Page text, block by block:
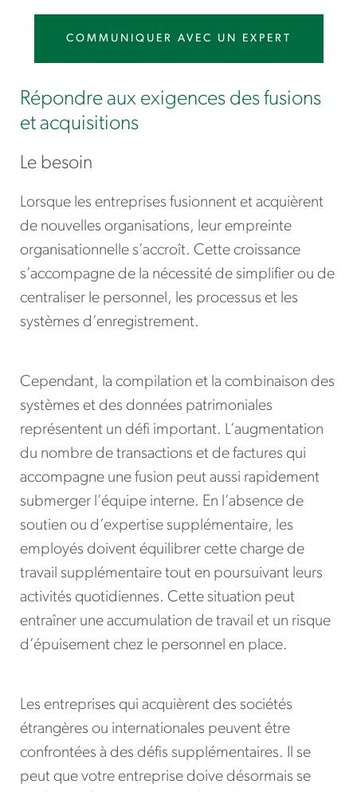
COMMUNIQUER AVEC UN EXPERT
Répondre aux exigences des fusions
et acquisitions
Le besoin
Lorsque les entreprises fusionnent et acquièrent
de nouvelles organisations, leur empreinte
organisationnelle s’accroît. Cette croissance
s’accompagne de la nécessité de simplifier ou de
centraliser le personnel, les processus et les
systèmes d’enregistrement.
Cependant, la compilation et la combinaison des
systèmes et des données patrimoniales
représentent un défi important. L’augmentation
du nombre de transactions et de factures qui
accompagne une fusion peut aussi rapidement
submerger l’équipe interne. En l’absence de
soutien ou d’expertise supplémentaire, les
employés doivent équilibrer cette charge de
travail supplémentaire tout en poursuivant leurs
activités quotidiennes. Cette situation peut
entraîner une accumulation de travail et un risque
d’épuisement chez le personnel en place.
Les entreprises qui acquièrent des sociétés
étrangères ou internationales peuvent être
confrontées à des défis supplémentaires. Il se
peut que votre entreprise doive désormais se